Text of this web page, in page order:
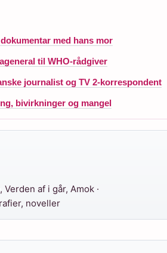
med hans mor
til WHO-rådgiver
journalist og TV 2-korrespondent
bivirkninger og mangel
Verden af i går, Amok ·
noveller